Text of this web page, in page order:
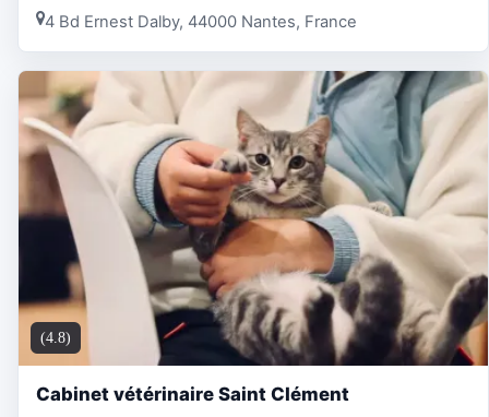
4 Bd Ernest Dalby, 44000 Nantes, France
(4.8)
Cabinet vétérinaire Saint Clément